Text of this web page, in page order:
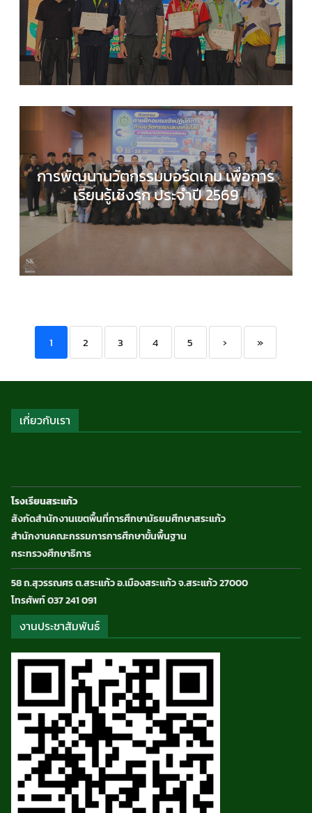
COMPUTER SCIENCE
กลุ่มสาระการเรียนรู้วิทยาศ
ละเทคโนโลยี, กิจกรรมของเรา, กิจกรรมนักเรียน,
ประชาสัมพันธ์
การพัฒนานวัตกรรมบอร์ดเกม เพื่อการ
เรียนรู้เชิงรุก ประจำปี 2569
COMPUTER SCIENCE, กลุ่มสาระการเรียนรู้วิทยาศา
ละเทคโนโลยี
กิจกรรมนักเรียน
1 2 3 4 5 › »
เกี่ยวกับเรา
โรงเรียนสระแก้ว
สังกัดสำนักงานเขตพื้นที่การศึกษามัธยมศึกษาสระแก้ว
สำนักงานคณะกรรมการการศึกษาขั้นพื้นฐาน
กระทรวงศึกษาธิการ
58 ถ.สุวรรณศร ต.สระแก้ว อ.เมืองสระแก้ว จ.สระแก้ว 27000
โทรศัพท์ 037 241 091
งานประชาสัมพันธ์